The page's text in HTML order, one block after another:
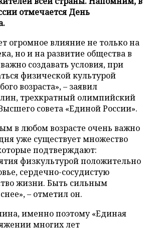
отмечается День
огромное влияние не только на
но и на развитие общества в
создавать условия, при
физической культурой
возраста», – заявил
трехкратный олимпийский
совета «Единой России».
в любом возрасте очень важно
уже существует множество
подтверждают:
физкультурой положительно
сердечно-сосудистую
жизни. Быть сильным
– отметил он.
именно поэтому «Единая
многих лет